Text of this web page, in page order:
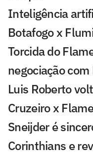
Inteligência
Botafogo x
Torcida do
negociação
Luis Roberto
Cruzeiro x
Sneijder é
Corinthians e